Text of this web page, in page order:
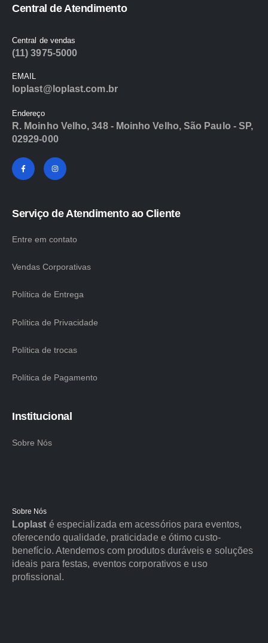
Central de Atendimento
Central de vendas
(11) 3975-5000
EMAIL
loplast@loplast.com.br
Endereço
R. Moinho Velho, 348 - Moinho Velho, São Paulo - SP,
02929-000
Serviço de Atendimento ao Cliente
Entre em contato
Vendas Corporativas
Política de Entrega
Política de Privacidade
Política de trocas
Política de Pagamento
Institucional
Sobre Nós
Sobre Nós
Loplast é especializada em acessórios para eventos,
oferecendo qualidade, praticidade e ótimo custo-
benefício. Atendemos com produtos duráveis e soluções
ideais para festas, eventos corporativos e uso
profissional.